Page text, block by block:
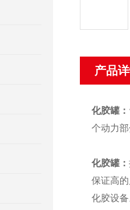
产品
化胶罐：
个动力
化胶罐：
保证高
化胶设